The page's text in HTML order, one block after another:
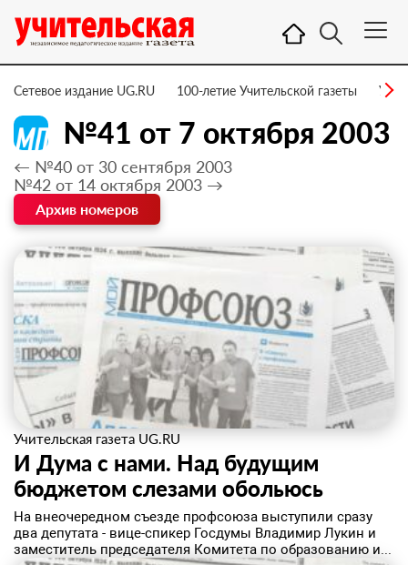
Сетевое издание UG.RU 100-летие Учительской газеты УГ –
№41 от 7 октября 2003
← №40 от 30 сентября 2003
№42 от 14 октября 2003 →
Архив номеров
Учительская газета UG.RU
И Дума с нами. Над будущим
бюджетом слезами обольюсь
На внеочередном съезде профсоюза выступили сразу
два депутата - вице-спикер Госдумы Владимир Лукин и
заместитель председателя Комитета по образованию и...